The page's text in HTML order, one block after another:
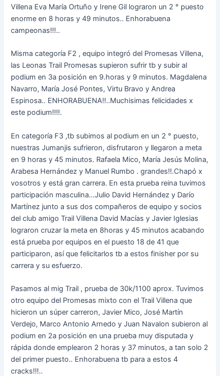
Villena Eva María Ortuño y Irene Gil lograron un 2 ° puesto
enorme en 8 horas y 49 minutos.. Enhorabuena
campeonas!!!..
Misma categoría F2 , equipo integró del Promesas Villena,
las Leonas Trail Promesas supieron sufrir tb y subir al
podium en 3a posición en 9.horas y 9 minutos. Magdalena
Navarro, María José Pontes, Virtu Bravo y Andrea
Espinosa.. ENHORABUENA!!..Muchisimas felicidades x
este podium!!!!.
En categoría F3 ,tb subimos al podium en un 2 ° puesto,
nuestras Jumanjis sufrieron, disfrutaron y llegaron a meta
en 9 horas y 45 minutos. Rafaela Mico, María Jesús Molina,
Arabesa Hernández y Manuel Rumbo . grandes!!.Chapó x
vosotros y está gran carrera. En esta prueba reina tuvimos
participación masculina…Julio David Hernández y Darío
Martínez junto a sus dos compañeros de equipo y socios
del club amigo Trail Villena David Macías y Javier Iglesias
lograron cruzar la meta en 8horas y 45 minutos acabando
está prueba por equipos en el puesto 18 de 41 que
participaron, así que felicitarlos tb a estos finisher por su
carrera y su esfuerzo.
Pasamos al mig Trail , prueba de 30k/1100 aprox. Tuvimos
otro equipo del Promesas mixto con el Trail Villena que
hicieron un súper carreron, Javier Mico, José Martín
Verdejo, Marco Antonio Arnedo y Juan Navalon subieron al
podium en 2a posición en una prueba muy disputada y
rápida donde emplearon 2 horas y 37 minutos, a tan solo 2
del primer puesto.. Enhorabuena tb para a estos 4
cracks!!!..